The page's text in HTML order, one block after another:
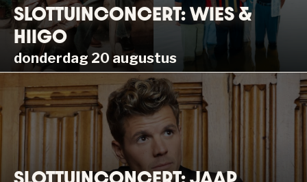
SLOTTUINCONCERT: WIES &
HIIGO
donderdag 20 augustus